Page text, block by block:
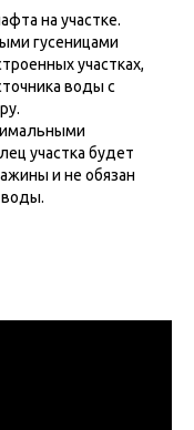
на участке.
гусеницами
участках,
воды с
участка будет
и не обязан
воды.